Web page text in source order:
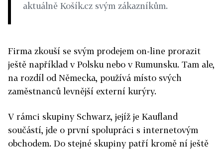
aktuálně Košík.cz svým zákazníkům.
Firma zkouší se svým prodejem on-line prorazit
ještě například v Polsku nebo v Rumunsku. Tam ale,
na rozdíl od Německa, používá místo svých
zaměstnanců levnější externí kurýry.
V rámci skupiny Schwarz, jejíž je Kaufland
součástí, jde o první spolupráci s internetovým
obchodem. Do stejné skupiny patří kromě ní ještě